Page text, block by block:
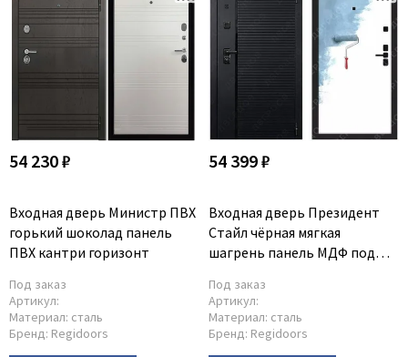
54 230 ₽
Входная дверь Министр ПВХ
горький шоколад панель
ПВХ кантри горизонт
Под заказ
Артикул:
Материал: сталь
Бренд: Regidoors
54 399 ₽
Входная дверь Президент
Стайл чёрная мягкая
шагрень панель МДФ под
Под заказ
Артикул:
Материал: сталь
Бренд: Regidoors